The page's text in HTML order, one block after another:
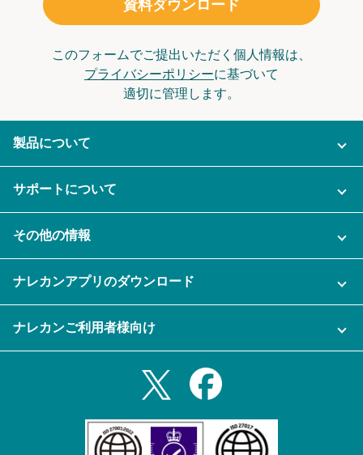
資料ダウンロード
このフォームでご提出いただく個人情報は、
プライバシーポリシーに基づいて
適切に管理します。
製品について
ご利用企業様の声
セキュリティ
資料をダウンロードする
メール自動転送機能
サポートについて
充実サポート
その他の情報
セミナー一覧
プライバシーポリシー
ナレカンアプリのダウンロード
Androidタブレットアプリ
ナレカンご利用者様向け